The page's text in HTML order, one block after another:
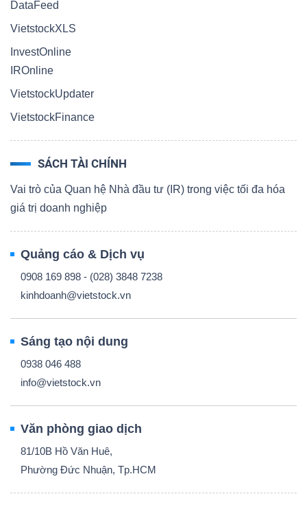
DataFeed
VietstockXLS
InvestOnline
IROnline
VietstockUpdater
VietstockFinance
SÁCH TÀI CHÍNH
Vai trò của Quan hệ Nhà đầu tư (IR) trong việc tối đa hóa
giá trị doanh nghiệp
Quảng cáo & Dịch vụ
0908 169 898 - (028) 3848 7238
kinhdoanh@vietstock.vn
Sáng tạo nội dung
0938 046 488
info@vietstock.vn
Văn phòng giao dịch
81/10B Hồ Văn Huê,
Phường Đức Nhuận, Tp.HCM